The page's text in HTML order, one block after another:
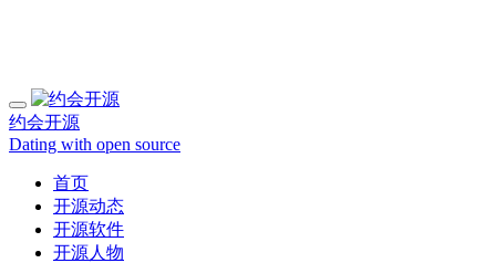
约会开源
Dating with open source
首页
开源动态
开源软件
开源人物